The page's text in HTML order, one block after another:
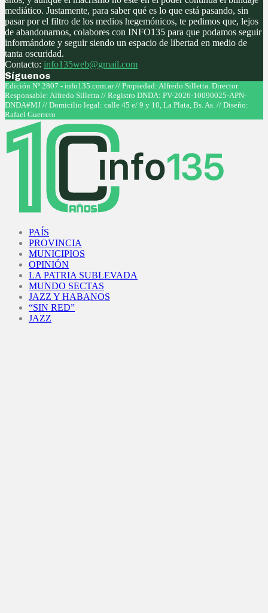
mediático. Justamente, para saber qué es lo que está pasando, sin
pasar por el filtro de los medios hegemónicos, te pedimos que, lejos
de abandonarnos, colabores con INFO135 para que podamos seguir
informándote y seguir siendo un espacio de libertad en medio de
tanta oscuridad.
Contacto: info135web@gmail.com
Síguenos
Facebook
Twitter
Instagram
Youtube
Edición Nº 2807 - info135.com.ar // Propiedad: Alfredo Silletta. Director
Responsable: Alfredo Silletta // Registro DNDA: PV-2026-10090025-APN-
DNDA#MJ // Domicilio legal: calle 45 e/ 9 y 10, La Plata, Bs. As. // Diseño:
Rafael Guerrero
PAÍS
PROVINCIA
MUNICIPIOS
OPINIÓN
LA PATRIA SUBLEVADA
MUNDO SECTAS
JAZZ Y HABANOS
“SIN RED”
JAZZ